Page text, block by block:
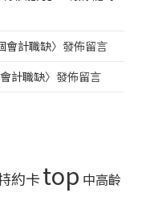
會計職缺〉發佈留言
計職缺〉發佈留言
約卡top 中高齡